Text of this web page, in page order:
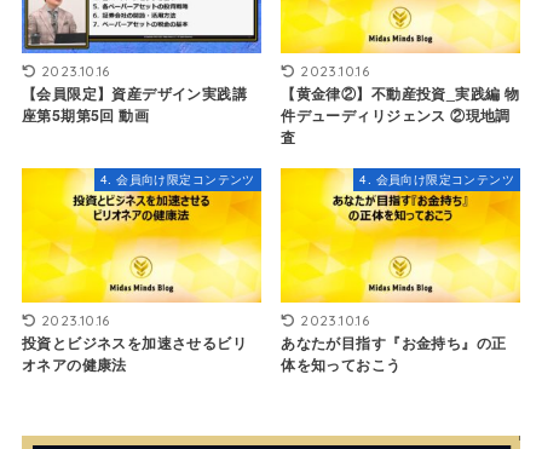
2023.10.16
【会員限定】資産デザイン実践講
座第5期第5回 動画
2023.10.16
【黄金律②】不動産投資_実践編 物
件デューディリジェンス ②現地調
査
4. 会員向け限定コンテンツ
2023.10.16
投資とビジネスを加速させるビリ
オネアの健康法
4. 会員向け限定コンテンツ
2023.10.16
あなたが目指す『お金持ち』の正
体を知っておこう